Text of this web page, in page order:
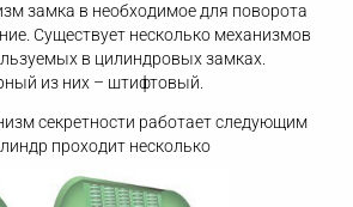
замка в необходимое для поворота
Существует несколько механизмов
в цилиндровых замках.
из них – штифтовый.
секретности работает следующим
проходит несколько